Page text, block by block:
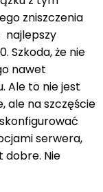
zniszczenia
najlepszy
Szkoda, że ​​nie
nawet
Ale to nie jest
ale na szczęście
serwera,
dobre. Nie